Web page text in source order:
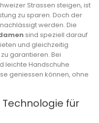
Strassen steigen, ist
zu sparen. Doch der
werden. Die
sind speziell darauf
und gleichzeitig
garantieren. Bei
leichte Handschuhe
geniessen können, ohne
für